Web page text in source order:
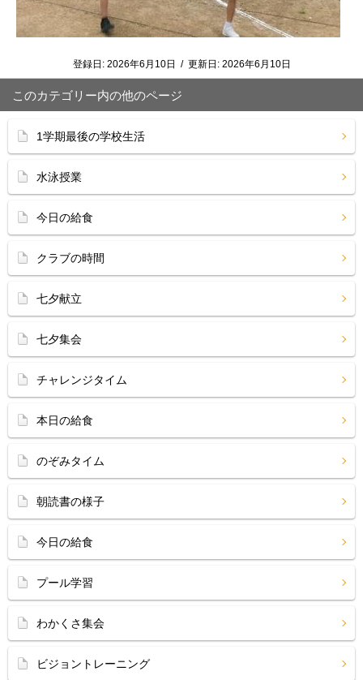
登録日: 2026年6月10日 / 更新日: 2026年6月10日
このカテゴリー内の他のページ
1学期最後の学校生活
水泳授業
今日の給食
クラブの時間
七夕献立
七夕集会
チャレンジタイム
本日の給食
のぞみタイム
朝読書の様子
今日の給食
プール学習
わかくさ集会
ビジョントレーニング